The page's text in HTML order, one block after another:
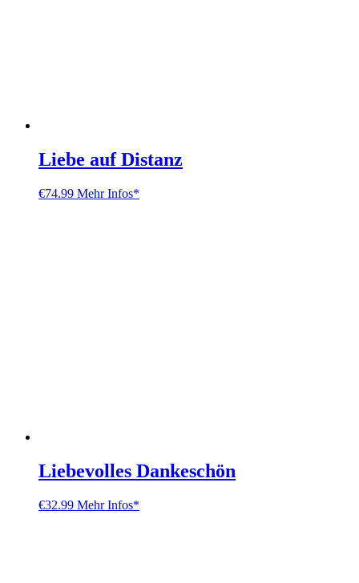
Liebe auf Distanz
€74.99 Mehr Infos*
Liebevolles Dankeschön
€32.99 Mehr Infos*